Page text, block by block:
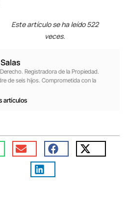
Este artículo se ha leído 522
veces.
Registradora de la Propiedad.
de seis hijos. Comprometida con la
artículos